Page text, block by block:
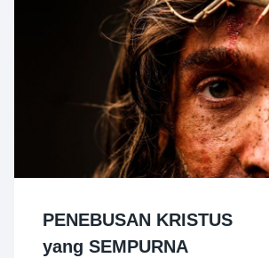
PENEBUSAN KRISTUS
yang SEMPURNA